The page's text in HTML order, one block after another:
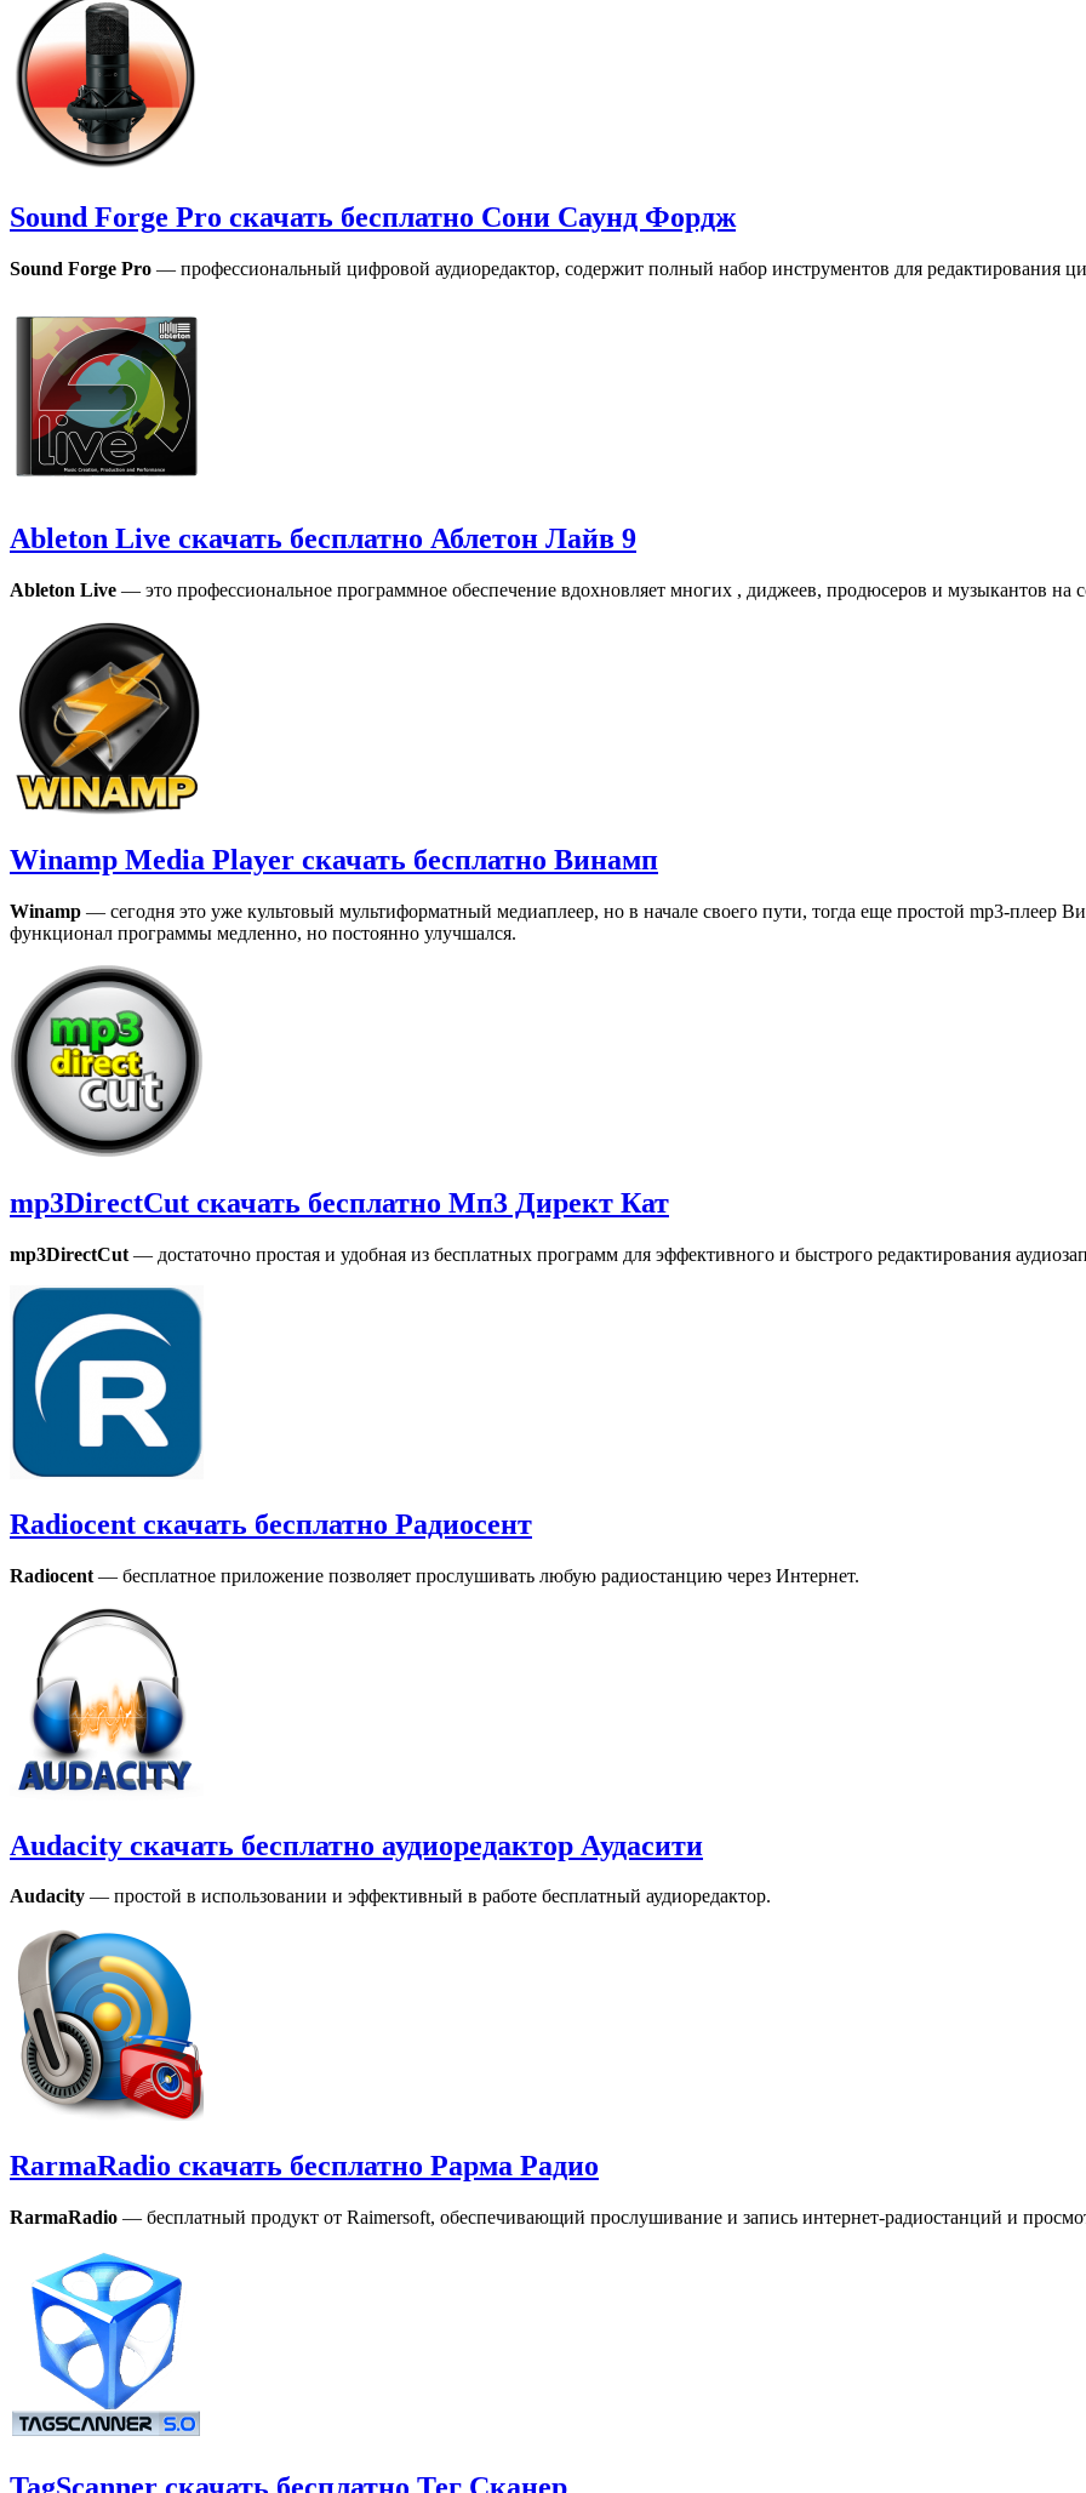
Sound Forge Pro скачать бесплатно Сони Саунд Фордж
Sound Forge Pro — профессиональный цифровой аудиоредактор, содержит полный набор инструментов для редактирования
Ableton Live скачать бесплатно Аблетон Лайв 9
Ableton Live — это профессиональное программное обеспечение вдохновляет многих , диджеев, продюсеров и музыкантов на
Winamp Media Player скачать бесплатно Винамп
Winamp — сегодня это уже культовый мультиформатный медиаплеер, но в начале своего пути, тогда еще простой mp3-плеер
функционал программы медленно, но постоянно улучшался.
mp3DirectCut скачать бесплатно Мп3 Директ Кат
mp3DirectCut — достаточно простая и удобная из бесплатных программ для эффективного и быстрого редактирования
Radiocent скачать бесплатно Радиосент
Radiocent — бесплатное приложение позволяет прослушивать любую радиостанцию через Интернет.
Audacity скачать бесплатно аудиоредактор Аудасити
Audacity — простой в использовании и эффективный в работе бесплатный аудиоредактор.
RarmaRadio скачать бесплатно Рарма Радио
RarmaRadio — бесплатный продукт от Raimersoft, обеспечивающий прослушивание и запись интернет-радиостанций и